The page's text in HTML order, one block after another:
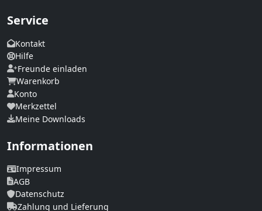
Service
Kontakt
Hilfe
Freunde einladen
Warenkorb
Konto
Merkzettel
Meine Downloads
Informationen
Impressum
AGB
Datenschutz
Zahlung und Lieferung